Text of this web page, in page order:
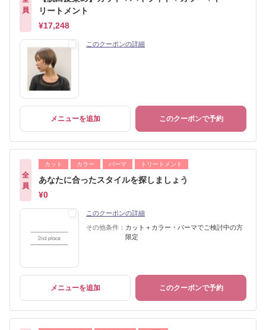
員
リートメント
¥17,248
このクーポンの詳細
メニューを追加 このクーポンで予約
全
員
カット カラー パーマ トリートメント
あなたに合ったスタイルを探しましょう
¥0
このクーポンの詳細
その他条件： カット＋カラー・パーマでご検討中の方
限定
メニューを追加 このクーポンで予約